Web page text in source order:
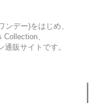
デー)をはじめ、
、
販サイトです。